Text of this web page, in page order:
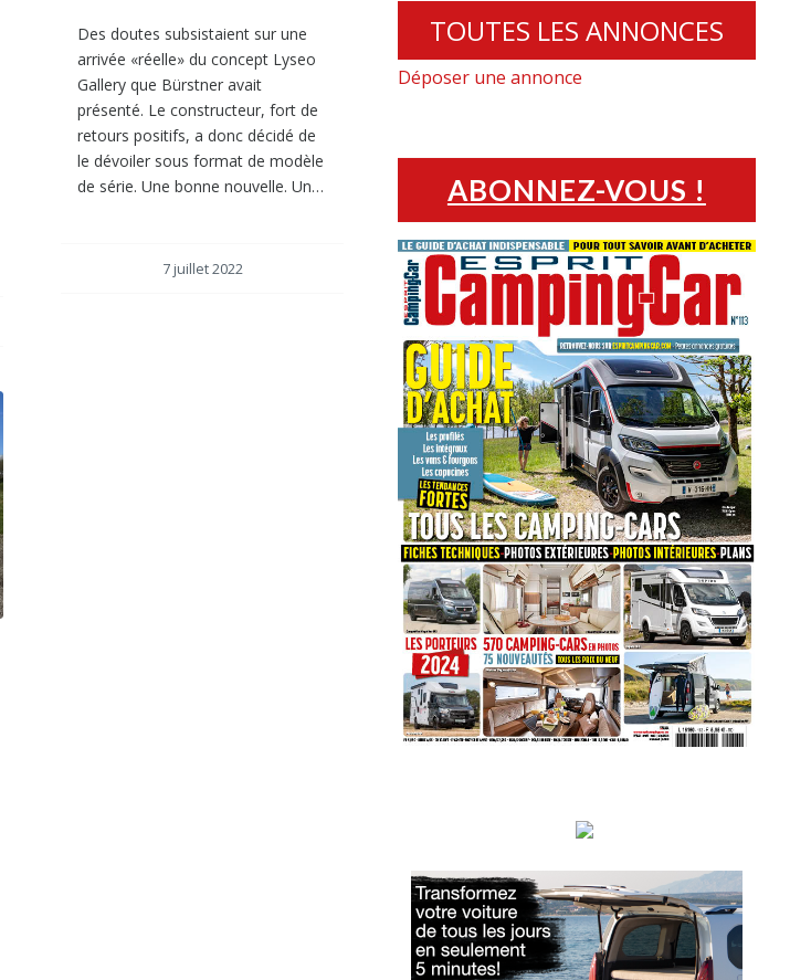
Des doutes subsistaient sur une
arrivée «réelle» du concept Lyseo
Gallery que Bürstner avait
présenté. Le constructeur, fort de
retours positifs, a donc décidé de
le dévoiler sous format de modèle
de série. Une bonne nouvelle. Un…
7 juillet 2022
TOUTES LES ANNONCES
Déposer une annonce
ABONNEZ-VOUS !